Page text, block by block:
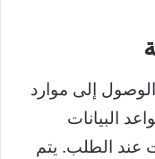
إلى موارد
البيانات
عند الطلب. يتم